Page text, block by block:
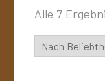
Alle 7